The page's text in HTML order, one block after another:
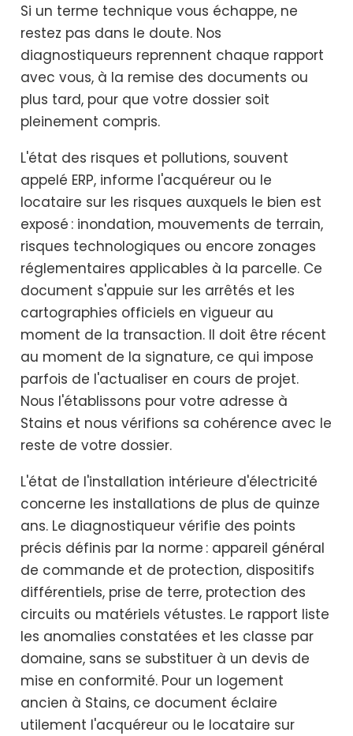
Si un terme technique vous échappe, ne
restez pas dans le doute. Nos
diagnostiqueurs reprennent chaque rapport
avec vous, à la remise des documents ou
plus tard, pour que votre dossier soit
pleinement compris.
L'état des risques et pollutions, souvent
appelé ERP, informe l'acquéreur ou le
locataire sur les risques auxquels le bien est
exposé : inondation, mouvements de terrain,
risques technologiques ou encore zonages
réglementaires applicables à la parcelle. Ce
document s'appuie sur les arrêtés et les
cartographies officiels en vigueur au
moment de la transaction. Il doit être récent
au moment de la signature, ce qui impose
parfois de l'actualiser en cours de projet.
Nous l'établissons pour votre adresse à
Stains et nous vérifions sa cohérence avec le
reste de votre dossier.
L'état de l'installation intérieure d'électricité
concerne les installations de plus de quinze
ans. Le diagnostiqueur vérifie des points
précis définis par la norme : appareil général
de commande et de protection, dispositifs
différentiels, prise de terre, protection des
circuits ou matériels vétustes. Le rapport liste
les anomalies constatées et les classe par
domaine, sans se substituer à un devis de
mise en conformité. Pour un logement
ancien à Stains, ce document éclaire
utilement l'acquéreur ou le locataire sur